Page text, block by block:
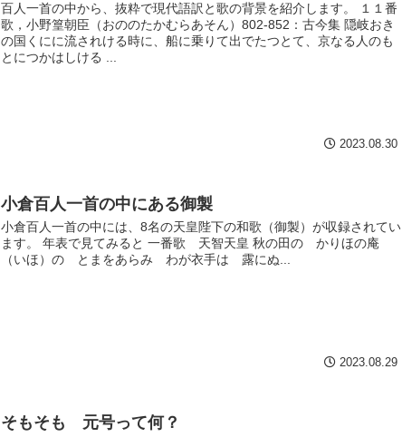
百人一首の中から、抜粋で現代語訳と歌の背景を紹介します。 １１番
歌，小野篁朝臣（おののたかむらあそん）802-852：古今集 隠岐おき
の国くにに流されける時に、船に乗りて出でたつとて、京なる人のも
とにつかはしける ...
2023.08.30
小倉百人一首の中にある御製
小倉百人一首の中には、8名の天皇陛下の和歌（御製）が収録されてい
ます。 年表で見てみると 一番歌 天智天皇 秋の田の かりほの庵
（いほ）の とまをあらみ わが衣手は 露にぬ...
2023.08.29
そもそも 元号って何？